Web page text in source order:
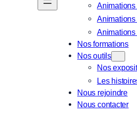
Nos formations
Nos outils
Nos
Les
Nous rejoindre
Nous contacter